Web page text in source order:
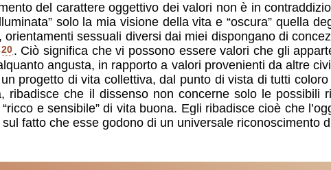
del carattere oggettivo dei valori non è in
solo la mia visione della vita e “oscura” quella
sessuali diversi dai miei dispongano di
20. Ciò significa che vi possono essere valori che gli
angusta, in rapporto a valori provenienti da altre
progetto di vita collettiva, dal punto di vista di tutti
che il dissenso non concerne solo le
e sensibile” di vita buona. Egli ribadisce cioè che
sul fatto che esse godono di un universale